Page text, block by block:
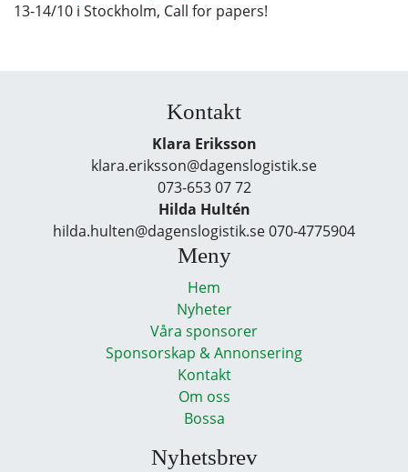
13-14/10 i Stockholm, Call for papers!
Kontakt
Klara Eriksson
klara.eriksson@dagenslogistik.se
073-653 07 72
Hilda Hultén
hilda.hulten@dagenslogistik.se 070-4775904
Meny
Hem
Nyheter
Våra sponsorer
Sponsorskap & Annonsering
Kontakt
Om oss
Bossa
Nyhetsbrev